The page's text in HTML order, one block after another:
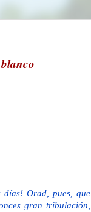
días! Orad, pues, que
gran tribulación,